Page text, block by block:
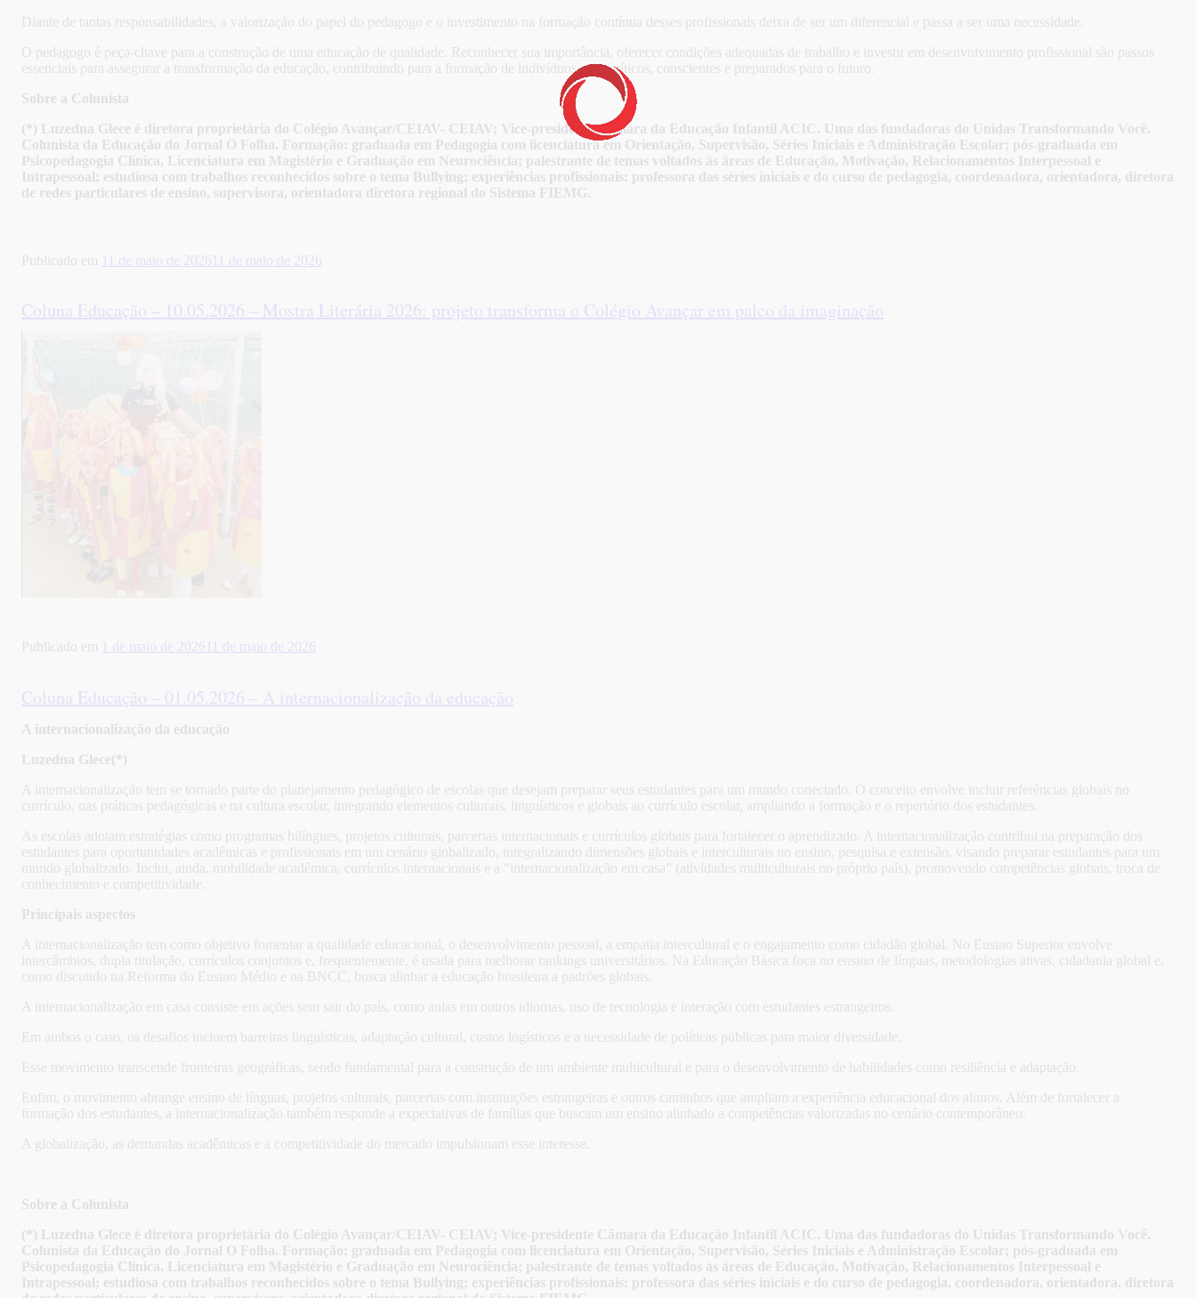
Diante de tantas responsabilidades, a valorização do papel do pedagogo e o investimento na formação contínua desses profissionais deixa de ser um diferencial e passa a ser uma necessidade.
O pedagogo é peça-chave para a construção de uma educação de qualidade. Reconhecer sua importância, oferecer condições adequadas de trabalho e investir em desenvolvimento profissional são passos
essenciais para assegurar a transformação da educação, contribuindo para a formação de indivíduos mais críticos, conscientes e preparados para o futuro.
Sobre a Colunista
(*) Luzedna Glece é diretora proprietária do Colégio Avançar/CEIAV- CEIAV; Vice-presidente Câmara da Educação Infantil ACIC. Uma das fundadoras do Unidas Transformando Você.
Colunista da Educação do Jornal O Folha. Formação: graduada em Pedagogia com licenciatura em Orientação, Supervisão, Séries Iniciais e Administração Escolar; pós-graduada em
Psicopedagogia Clínica, Licenciatura em Magistério e Graduação em Neurociência; palestrante de temas voltados às áreas de Educação, Motivação, Relacionamentos Interpessoal e
Intrapessoal; estudiosa com trabalhos reconhecidos sobre o tema Bullying; experiências profissionais: professora das séries iniciais e do curso de pedagogia, coordenadora, orientadora, diretora
de redes particulares de ensino, supervisora, orientadora diretora regional do Sistema FIEMG.
Publicado em 11 de maio de 2026 11 de maio de 2026
Coluna Educação – 10.05.2026 – Mostra Literária 2026: projeto transforma o Colégio Avançar em palco da imaginação
Publicado em 1 de maio de 2026 11 de maio de 2026
Coluna Educação – 01.05.2026 – A internacionalização da educação
A internacionalização da educação
Luzedna Glece(*)
A internacionalização tem se tornado parte do planejamento pedagógico de escolas que desejam preparar seus estudantes para um mundo conectado. O conceito envolve incluir referências globais no
currículo, nas práticas pedagógicas e na cultura escolar, integrando elementos culturais, linguísticos e globais ao currículo escolar, ampliando a formação e o repertório dos estudantes.
As escolas adotam estratégias como programas bilíngues, projetos culturais, parcerias internacionais e currículos globais para fortalecer o aprendizado. A internacionalização contribui na preparação dos
estudantes para oportunidades acadêmicas e profissionais em um cenário globalizado, integralizando dimensões globais e interculturais no ensino, pesquisa e extensão, visando preparar estudantes para um
mundo globalizado. Inclui, ainda, mobilidade acadêmica, currículos internacionais e a “internacionalização em casa” (atividades multiculturais no próprio país), promovendo competências globais, troca de
conhecimento e competitividade.
Principais aspectos
A internacionalização tem como objetivo fomentar a qualidade educacional, o desenvolvimento pessoal, a empatia intercultural e o engajamento como cidadão global. No Ensino Superior envolve
intercâmbios, dupla titulação, currículos conjuntos e, frequentemente, é usada para melhorar rankings universitários. Na Educação Básica foca no ensino de línguas, metodologias ativas, cidadania global e,
como discutido na Reforma do Ensino Médio e na BNCC, busca alinhar a educação brasileira a padrões globais.
A internacionalização em casa consiste em ações sem sair do país, como aulas em outros idiomas, uso de tecnologia e interação com estudantes estrangeiros.
Em ambos o caso, os desafios incluem barreiras linguísticas, adaptação cultural, custos logísticos e a necessidade de políticas públicas para maior diversidade.
Esse movimento transcende fronteiras geográficas, sendo fundamental para a construção de um ambiente multicultural e para o desenvolvimento de habilidades como resiliência e adaptação.
Enfim, o movimento abrange ensino de línguas, projetos culturais, parcerias com instituições estrangeiras e outros caminhos que ampliam a experiência educacional dos alunos. Além de fortalecer a
formação dos estudantes, a internacionalização também responde a expectativas de famílias que buscam um ensino alinhado a competências valorizadas no cenário contemporâneo.
A globalização, as demandas acadêmicas e a competitividade do mercado impulsionam esse interesse.
Sobre a Colunista
(*) Luzedna Glece é diretora proprietária do Colégio Avançar/CEIAV- CEIAV; Vice-presidente Câmara da Educação Infantil ACIC. Uma das fundadoras do Unidas Transformando Você.
Colunista da Educação do Jornal O Folha. Formação: graduada em Pedagogia com licenciatura em Orientação, Supervisão, Séries Iniciais e Administração Escolar; pós-graduada em
Psicopedagogia Clínica, Licenciatura em Magistério e Graduação em Neurociência; palestrante de temas voltados às áreas de Educação, Motivação, Relacionamentos Interpessoal e
Intrapessoal; estudiosa com trabalhos reconhecidos sobre o tema Bullying; experiências profissionais: professora das séries iniciais e do curso de pedagogia, coordenadora, orientadora, diretora